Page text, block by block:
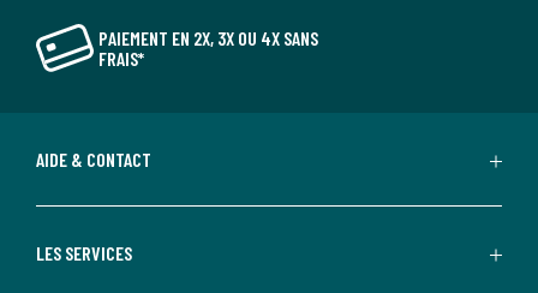
PAIEMENT EN 2X, 3X OU 4X SANS
FRAIS*
AIDE & CONTACT
LES SERVICES